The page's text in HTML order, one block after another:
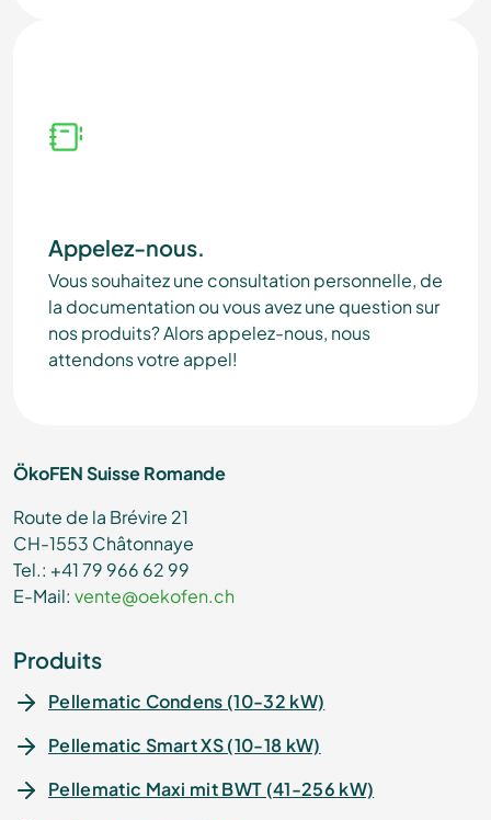
Appelez-nous.
Vous souhaitez une consultation personnelle, de
la documentation ou vous avez une question sur
nos produits? Alors appelez-nous, nous
attendons votre appel!
ÖkoFEN Suisse Romande
Route de la Brévire 21
CH-1553 Châtonnaye
Tel.: +41 79 966 62 99
E-Mail: vente@oekofen.ch
Produits
Pellematic Condens (10-32 kW)
Pellematic Smart XS (10-18 kW)
Pellematic Maxi mit BWT (41-256 kW)